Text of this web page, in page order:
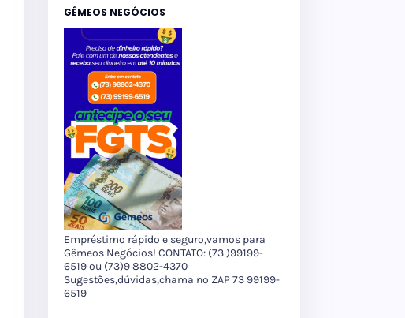
GÊMEOS NEGÓCIOS
Empréstimo rápido e seguro,vamos para
Gêmeos Negócios! CONTATO: (73 )99199-
6519 ou (73)9 8802-4370
Sugestões,dúvidas,chama no ZAP 73 99199-
6519